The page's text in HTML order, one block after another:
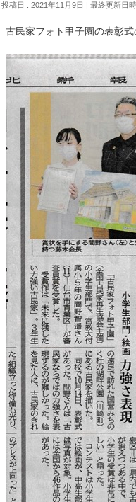
投稿日 : 2021年11月9日 最終更新日
古民家フォト甲子園の表彰